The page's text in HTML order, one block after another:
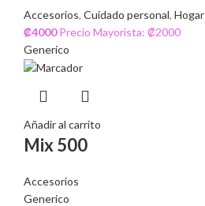
Accesorios, Cuidado personal, Hogar
₡4000 Precio Mayorista: ₡2000
Generico
Añadir al carrito
Mix 500
Accesorios
Generico